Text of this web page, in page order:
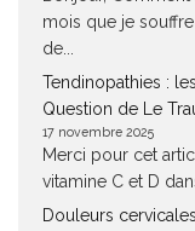
mois que je
de...
Tendinopathies :
Question de Le
17 novembre 2025
Merci pour cet
vitamine C et D
Douleurs